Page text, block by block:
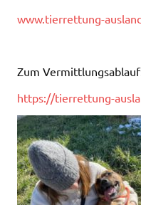
www.tierrettung-
Zum
https://tierrettung-